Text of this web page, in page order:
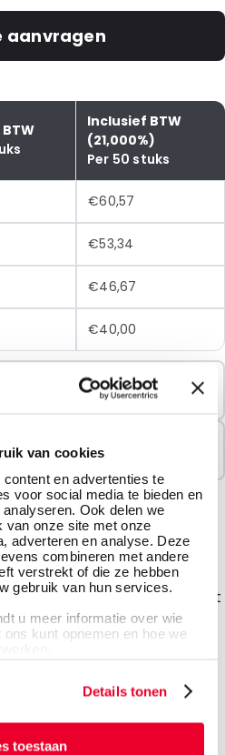
van cookies
en advertenties te
voor social media te bieden en
Ook delen we
van onze site met onze
adverteren en analyse. Deze
combineren met andere
verstrekt of die ze hebben
gebruik van hun services.
u meer informatie over wie
kunt opnemen en hoe we
Details tonen
toestaan
aanvragen
Inclusief BTW
(21,000%)
Per 50 stuks
€60,57
€53,34
€46,67
€40,00
in het Midden-Oosten
van 6% in rekening
en -papier moet
zijn. Ontdek ons
bestel vandaag nog voor
diverse formaten, kleuren
persoonlijk en
op